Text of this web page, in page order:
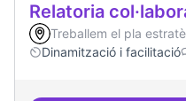
Relatoria
Treballem el pla
Dinamització i facilitació